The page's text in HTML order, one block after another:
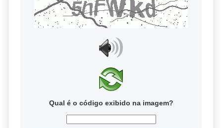
Qual é o código exibido na imagem?